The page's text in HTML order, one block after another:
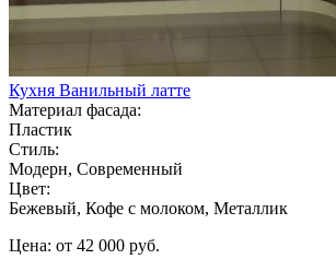
Кухня Ванильный латте
Материал фасада:
Пластик
Стиль:
Модерн, Современный
Цвет:
Бежевый, Кофе с молоком, Металлик
Цена: от 42 000 руб.